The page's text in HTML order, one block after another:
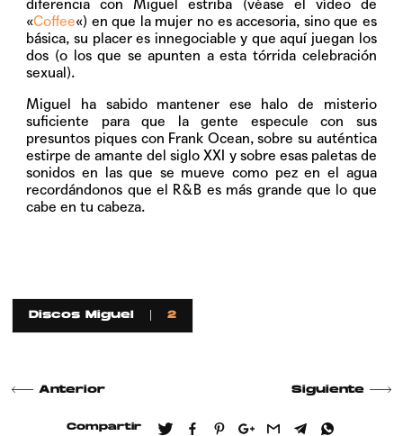
diferencia con Miguel estriba (véase el vídeo de
«Coffee«) en que la mujer no es accesoria, sino que es
básica, su placer es innegociable y que aquí juegan los
dos (o los que se apunten a esta tórrida celebración
sexual).
Miguel ha sabido mantener ese halo de misterio
suficiente para que la gente especule con sus
presuntos piques con Frank Ocean, sobre su auténtica
estirpe de amante del siglo XXI y sobre esas paletas de
sonidos en las que se mueve como pez en el agua
recordándonos que el R&B es más grande que lo que
cabe en tu cabeza.
Discos Miguel 2
Anterior Siguiente
Compartir